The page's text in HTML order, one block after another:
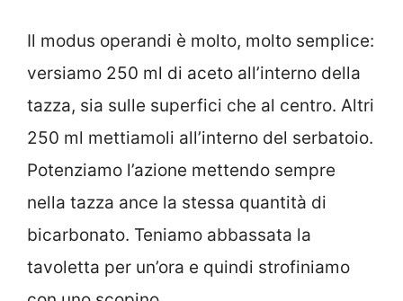
Il modus operandi è molto, molto semplice:
versiamo 250 ml di aceto all’interno della
tazza, sia sulle superfici che al centro. Altri
250 ml mettiamoli all’interno del serbatoio.
Potenziamo l’azione mettendo sempre
nella tazza ance la stessa quantità di
bicarbonato. Teniamo abbassata la
tavoletta per un’ora e quindi strofiniamo